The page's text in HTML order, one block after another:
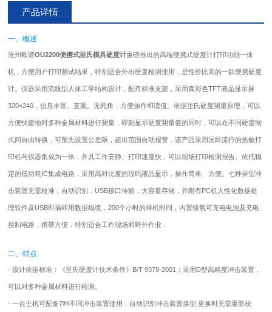
产品详情
一、概述
沧州欧谱OU2200便携式里氏模具硬度计重磅推出的高端便携式硬度计打印功能一体
机，方便用户打印测试结果，特别适合外出硬度检测使用，是性价比高的一款便携硬度
计。仪器采用流线型人体工学结构设计，配有标准支架，采用真彩色TFT液晶显示屏
320×240，信息丰富、直观。无死角，方便操作和读值。依据里氏硬度测量原理，可以
方便快捷地对多种金属材料进行测量，即刻显示硬度测量值的同时，可以在不同硬度制
式间自由转换，可预先设置公差限，超出范围自动报警．该产品采用国际流行的热敏打
印机与仪器集成为一体，并具工作安静、打印速度快，可以现场打印检测报告。依托稳
定的低功耗IC集成电路，采用高对比度的段码液晶显示，操作简单、方便。七种异型冲
击装置无需校准，自动识别．USB接口传输，大容量存储，并附有PC机人性化数据处
理软件及USB即插即用数据线缆，200个小时的待机时间，内置镍氢可充电电池及充电
控制电路，携带方便．特别适合工作现场和野外作业．
二、特点
· 设计依据标准：《里氏硬度计技术条件》B/T 9378-2001；采用D型高精度冲击装置，
可以对多种金属材料进行检测。
· 一台主机可配备7种不同冲击装置使用，自动识别冲击装置类型,更换时无需重新校